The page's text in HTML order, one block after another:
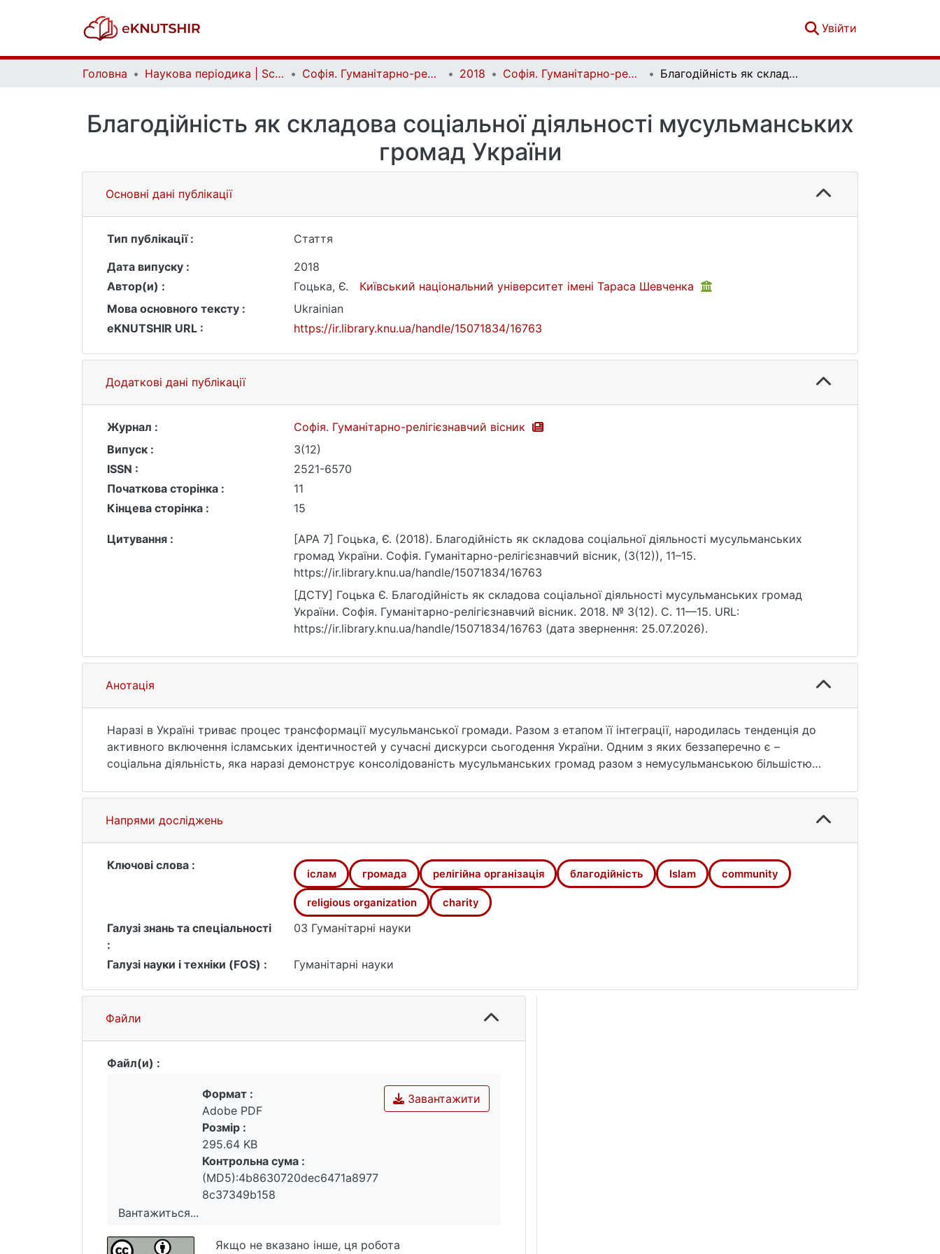
Увійти
Головна Наукова періодика | Scientific periodicals Софія. Гуманітарно-релігієзнавчий вісник | Sophia. Human and Religious Studies Bulletin 2018 Софія. Гуманітарно-релігієзнавчий вісник. № 3 (12) Благодійність як складова соціальної діяльності мусульманських громад України
Благодійність як складова соціальної діяльності мусульманських
громад України
Основні дані публікації
Тип публікації :
Стаття
Дата випуску :
2018
Автор(и) :
Гоцька, Є.
Київський національний університет імені Тараса Шевченка
Мова основного тексту :
Ukrainian
eKNUTSHIR URL :
https://ir.library.knu.ua/handle/15071834/16763
Додаткові дані публікації
Журнал :
Софія. Гуманітарно-релігієзнавчий вісник
Випуск :
3(12)
ISSN :
2521-6570
Початкова сторінка :
11
Кінцева сторінка :
15
Цитування :
[APA 7] Гоцька, Є. (2018). Благодійність як складова соціальної діяльності мусульманських
громад України. Софія. Гуманітарно-релігієзнавчий вісник, (3(12)), 11–15.
https://ir.library.knu.ua/handle/15071834/16763
[ДСТУ] Гоцька Є. Благодійність як складова соціальної діяльності мусульманських громад
України. Софія. Гуманітарно-релігієзнавчий вісник. 2018. № 3(12). С. 11—15. URL:
https://ir.library.knu.ua/handle/15071834/16763 (дата звернення: 25.07.2026).
Анотація
Наразі в Україні триває процес трансформації мусульманської громади. Разом з етапом її інтеграції, народилась тенденція до
активного включення ісламських ідентичностей у сучасні дискурси сьогодення України. Одним з яких беззаперечно є –
соціальна діяльність, яка наразі демонструє консолідованість мусульманських громад разом з немусульманською більшістю
Напрями досліджень
Ключові слова :
іслам громада релігійна організація благодійність Islam community
religious organization charity
Галузі знань та спеціальності
:
03 Гуманітарні науки
Галузі науки і техніки (FOS) : Гуманітарні науки
Файли
Файл(и) :
Вантажиться...
Вантажиться...
Завантажити
Формат :
Adobe PDF
Розмір :
295.64 KB
Контрольна сума :
(MD5):4b8630720dec6471a8977
8c37349b158
Якщо не вказано інше, ця робота